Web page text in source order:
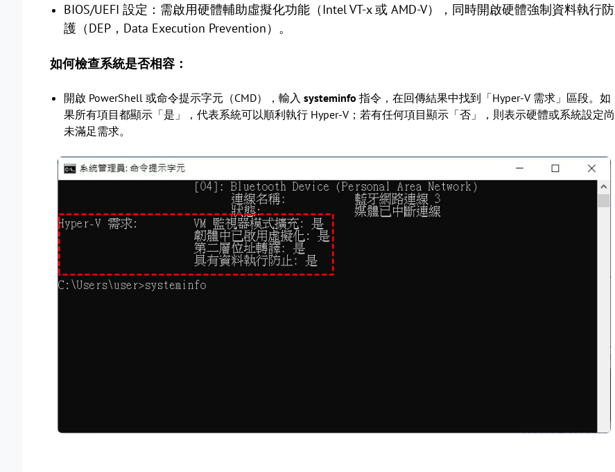
BIOS/UEFI 設定：需啟用硬體輔助虛擬化功能（Intel VT-x 或 AMD-V），同時開啟硬體強制資料執行防
護（DEP，Data Execution Prevention）。
如何檢查系統是否相容：
開啟 PowerShell 或命令提示字元（CMD），輸入 systeminfo 指令，在回傳結果中找到「Hyper-V 需求」區段。如
果所有項目都顯示「是」，代表系統可以順利執行 Hyper-V；若有任何項目顯示「否」，則表示硬體或系統設定尚
未滿足需求。